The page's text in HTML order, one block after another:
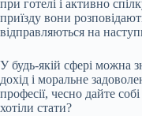
при готелі і активно
приїзду вони
відправляються на
У будь-якій сфері можна
дохід і моральне
професії, чесно дайте
хотіли стати?